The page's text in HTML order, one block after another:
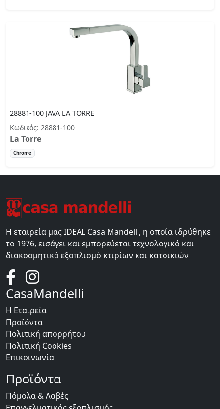
28881-100 JAVA LA TORRE
Κωδικός: 28881-100
La Torre
Chrome
Η εταιρεία μας IDEAL Casa Mandelli, η οποία ιδρύθηκε
το 1976, εισάγει και εμπορεύεται τεχνολογικό και
διακοσμητικό εξοπλισμό κτιρίων και κατοικιών
CasaMandelli
Η Εταιρεία
Προϊόντα
Πολιτική απορρήτου
Πολιτική Cookies
Επικοινωνία
Προϊόντα
Πόμολα & Λαβές